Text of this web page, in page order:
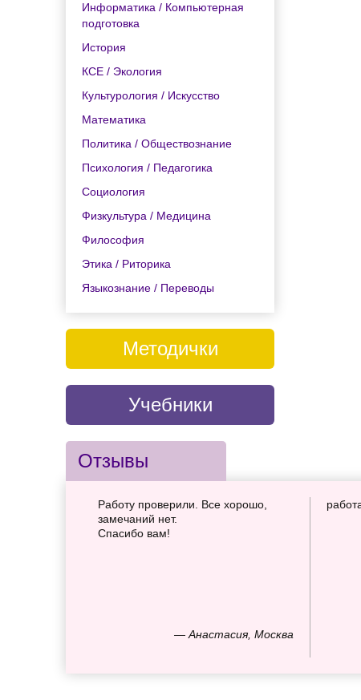
Информатика / Компьютерная
подготовка
История
КСЕ / Экология
Культурология / Искусство
Математика
Политика / Обществознание
Психология / Педагогика
Социология
Физкультура / Медицина
Философия
Этика / Риторика
Языкознание / Переводы
Методички
Учебники
Отзывы
— Анастасия, Москва
Работу проверили. Все хорошо,
замечаний нет.
Спасибо вам!